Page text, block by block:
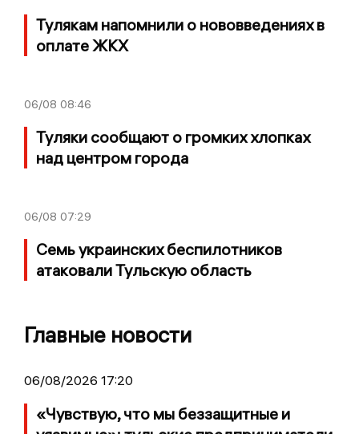
Тулякам напомнили о нововведениях в
оплате ЖКХ
06/08 08:46
Туляки сообщают о громких хлопках
над центром города
06/08 07:29
Семь украинских беспилотников
атаковали Тульскую область
Главные новости
06/08/2026 17:20
«Чувствую, что мы беззащитные и